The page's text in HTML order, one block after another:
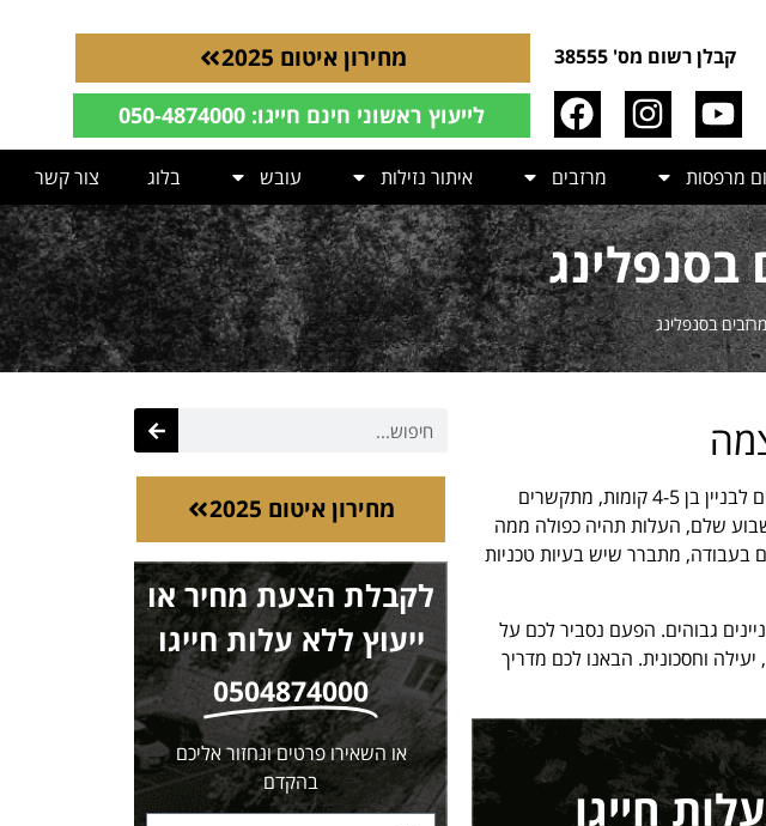
קבלן רשום מס' 38555 מחירון איטום 2025
לייעוץ ראשוני חינם חייגו: 050-4874000
מרפסות מרזבים איתור נזילות עובש בלוג צור קשר
בסנפלינג
התקנת מרזבים בסנפלינג אז בוודאי הכרתם את המצב המתסכל הזה: אתם צריכים להתקין מרזבים לבניין בן 4-5 קומות, מתקשרים
שלם, העלות תהיה כפולה ממה
בעבודה, מתברר שיש בעיות טכניות
גבוהים. הפעם נסביר לכם על
וחסכונית. הבאנו לכם מדריך
חייגו
מחירון איטום 2025
לקבלת הצעת מחיר או
ייעוץ ללא עלות חייגו
0504874000
או השאירו פרטים ונחזור אליכם
בהקדם